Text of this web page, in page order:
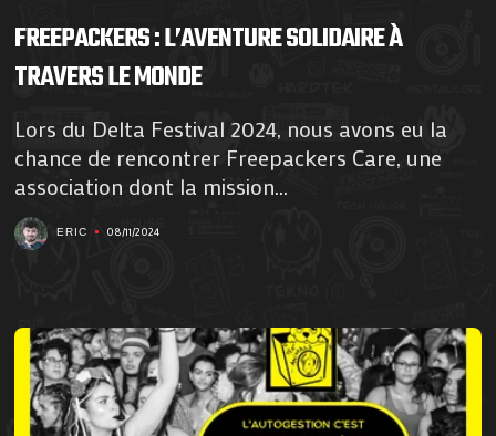
FREEPACKERS : L’AVENTURE SOLIDAIRE À
TRAVERS LE MONDE
Lors du Delta Festival 2024, nous avons eu la
chance de rencontrer Freepackers Care, une
association dont la mission...
ERIC 08/11/2024